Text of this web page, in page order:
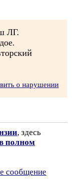
ЛГ.
о нарушении
, здесь
полном
сообщение